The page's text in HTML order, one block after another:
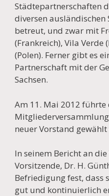
Städtepartnerschaften
diversen
betreut, und zwar mit
(Frankreich), Vila
(Polen). Ferner gibt es
Partnerschaft mit der
Sachsen.
Am 11. Mai 2012 führte
neuer Vorstand
In seinem Bericht an
Vorsitzende, Dr. H.
Befriedigung fest, dass
gut und kontinuierlich